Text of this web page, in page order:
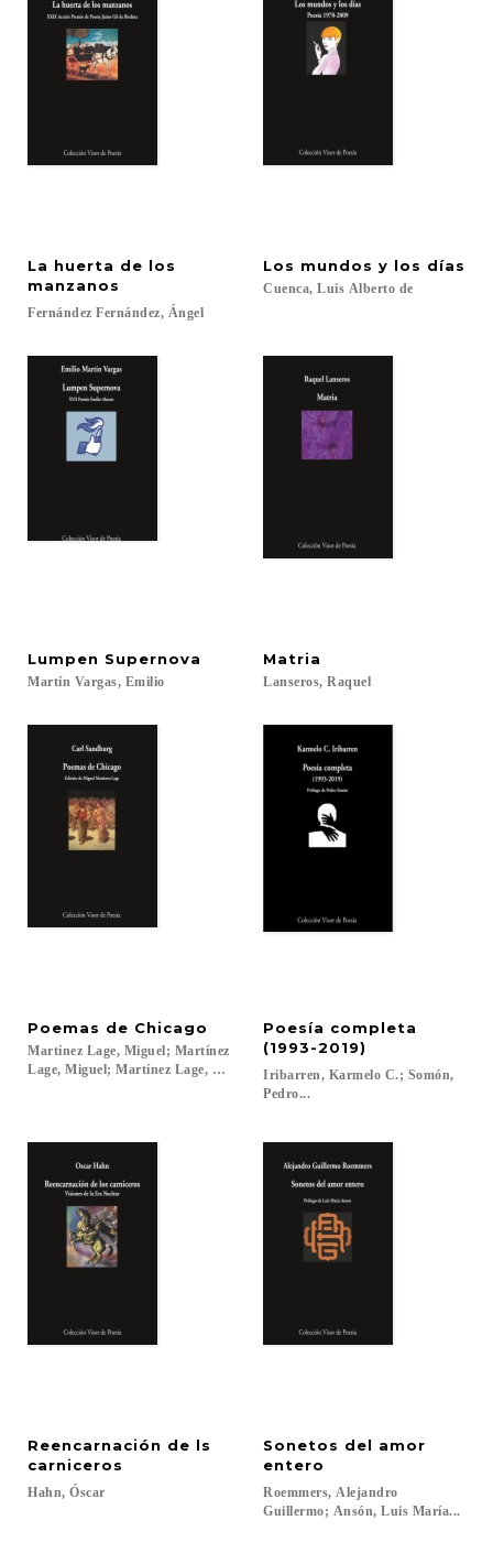
La huerta de los
manzanos
Fernández Fernández, Ángel
Los mundos y los días
Cuenca, Luis Alberto de
Lumpen Supernova
Martín Vargas, Emilio
Matria
Lanseros, Raquel
Poemas de Chicago
Martínez Lage, Miguel; Martínez
Lage, Miguel; Martínez Lage, Miguel; Sandburg, Carl...
Poesía completa
(1993-2019)
Iribarren, Karmelo C.; Somón,
Pedro...
Reencarnación de ls
carniceros
Hahn, Óscar
Sonetos del amor
entero
Roemmers, Alejandro
Guillermo; Ansón, Luis María...